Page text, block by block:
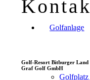
Golfanlage
Golf-Resort Bitburger Land
Graf Golf GmbH